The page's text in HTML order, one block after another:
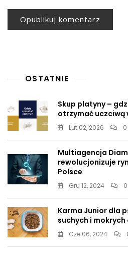
OSTATNIE
Skup platyny –
otrzymać uczciwą
Lut 02, 2026 0
Multiagencja
rewolucjonizuje
Polsce
Gru 12, 2024 0
Karma Junior dla
suchych i
Cze 06, 2024